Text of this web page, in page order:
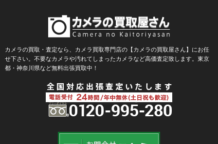
Blackmagic Design（ブラックマジックデザイン）
BLACKRAPID （ブラックラピッド）
BLaKPIXEL（ブラックピクセル）
Bokkeh（ボケ）
Bolsey（ボルシー）
BRAUN（ブラウン）
BUFFALO（バッファロー）
カメラの買取・査定なら、カメラ買取専門店の【カメラの買取屋さん】にお任
せ下さい。不要なカメラや汚れてしまったカメラなど高価査定致します。東京
都・神奈川県など無料出張買取中！